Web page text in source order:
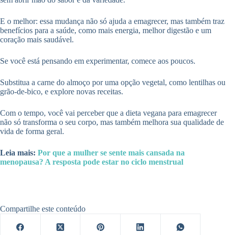
E o melhor: essa mudança não só ajuda a emagrecer, mas também traz
benefícios para a saúde, como mais energia, melhor digestão e um
coração mais saudável.
Se você está pensando em experimentar, comece aos poucos.
Substitua a carne do almoço por uma opção vegetal, como lentilhas ou
grão-de-bico, e explore novas receitas.
Com o tempo, você vai perceber que a dieta vegana para emagrecer
não só transforma o seu corpo, mas também melhora sua qualidade de
vida de forma geral.
Leia mais: Por que a mulher se sente mais cansada na
menopausa? A resposta pode estar no ciclo menstrual
Compartilhe este conteúdo